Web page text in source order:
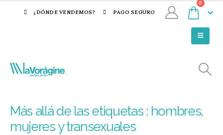
¿DÓNDE VENDEMOS? PAGO SEGURO
0
Más allá de las etiquetas : hombres,
mujeres y transexuales